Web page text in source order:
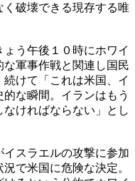
く破壊できる現存する唯
う午後１０時にホワイ
な軍事作戦と関連し国民
けて「これは米国、イ
な瞬間。イランはもう
ければならない」とし
イスラエルの攻撃に参加
で米国に危険な決定。